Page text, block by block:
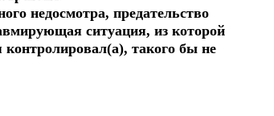
недосмотра, предательство
ситуация, из которой
такого бы не